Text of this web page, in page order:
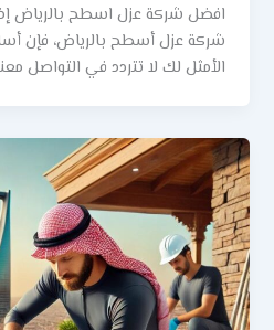
افضل شركة عزل اسطح بالرياض
شركة عزل أسطح بالرياض، فإن
الأمثل لك لا تتردد في التواصل